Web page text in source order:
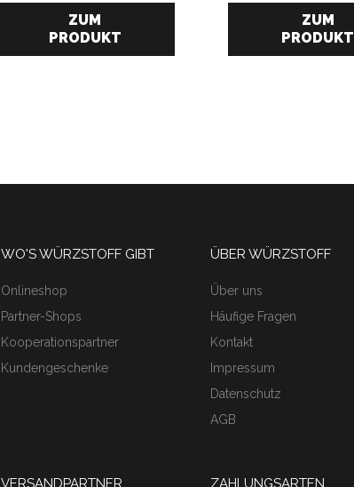
ZUM
PRODUKT
ZUM
PRODUKT
WO'S WÜRZSTOFF GIBT
Onlineshop
Partner-Shops
Kooperationspartner
Kundengeschenke
ÜBER WÜRZSTOFF
Über uns
Häufige Fragen
Kontakt
Impressum
Datenschutz
AGB